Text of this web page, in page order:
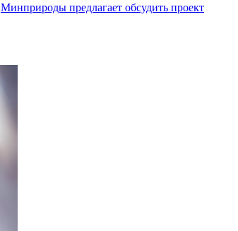
Минприроды предлагает обсудить проект